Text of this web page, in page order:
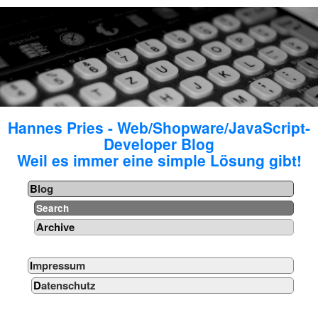
Hannes Pries - Web/Shopware/JavaScript-
Developer Blog
Weil es immer eine simple Lösung gibt!
Blog
Search
Archive
Impressum
Datenschutz